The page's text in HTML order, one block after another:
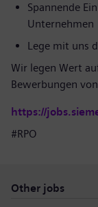
Spannende
Unternehmen
Lege mit uns
Wir legen Wert
Bewerbungen
https://
#RPO
Other jobs